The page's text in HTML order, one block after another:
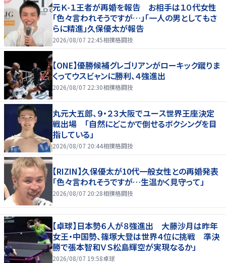
元Ｋ-１王者が再婚を報告 お相手は１０代女性
「色々言われそうですが…」「一人の男としてもさ
らに精進」久保優太が報告
2026/08/07 22:45相撲格闘技
【ONE】優勝候補グレゴリアンがローキック蹴りま
くってウスビャンに勝利、４強進出
2026/08/07 22:30相撲格闘技
丸元大五郎、９・２３大阪でユース世界王座決定
戦出場 「自然にどこかで倒せるボクシングを目
指している」
2026/08/07 20:44相撲格闘技
【RIZIN】久保優太が10代一般女性との再婚発表
「色々言われそうですが…生温かく見守って」
2026/08/07 20:28相撲格闘技
【卓球】日本勢６人が８強進出 大藤沙月は昨年
女王・中国勢、篠塚大登は世界４位に挑戦 準決
勝で張本智和ＶＳ松島輝空が実現なるか」
2026/08/07 19:58卓球